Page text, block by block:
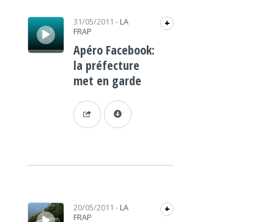
Lecteur audio 31/05/2011 - LA
FRAP
+
Apéro Facebook:
la préfecture
met en garde
Lecteur audio 20/05/2011 - LA
FRAP
+